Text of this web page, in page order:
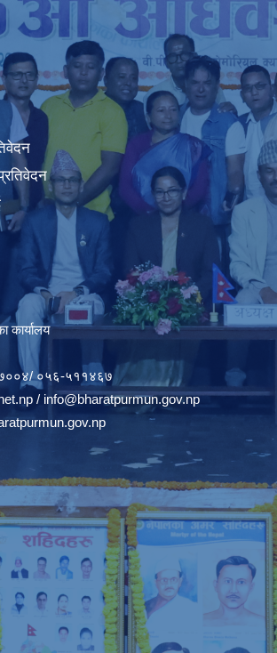
कार्यालय
०५६-५११४६७
/ info@bharatpurmun.gov.np